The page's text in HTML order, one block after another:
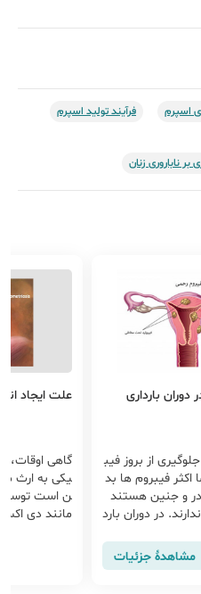
اسپرم
فرآیند تولید اسپرم
ناباروری زنان
بارداری
از بروز فیب
اکثر فیبروم ها بد
و جنین هستند
در دوران بارد
باشد.
مشاهدهٔ جزئیات
علت ایجاد
گاهی اوقات،
یکی به ارث
ن است توسط
مانند دی